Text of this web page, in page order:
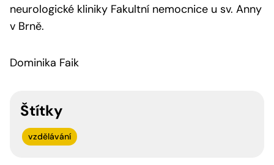
neurologické kliniky Fakultní nemocnice u sv. Anny
v Brně.
Dominika Faik
Štítky
vzdělávání